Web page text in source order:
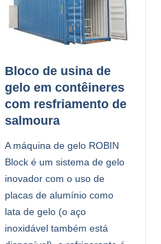
Bloco de usina de
gelo em contêineres
com resfriamento de
salmoura
A máquina de gelo ROBIN
Block é um sistema de gelo
inovador com o uso de
placas de alumínio como
lata de gelo (o aço
inoxidável também está